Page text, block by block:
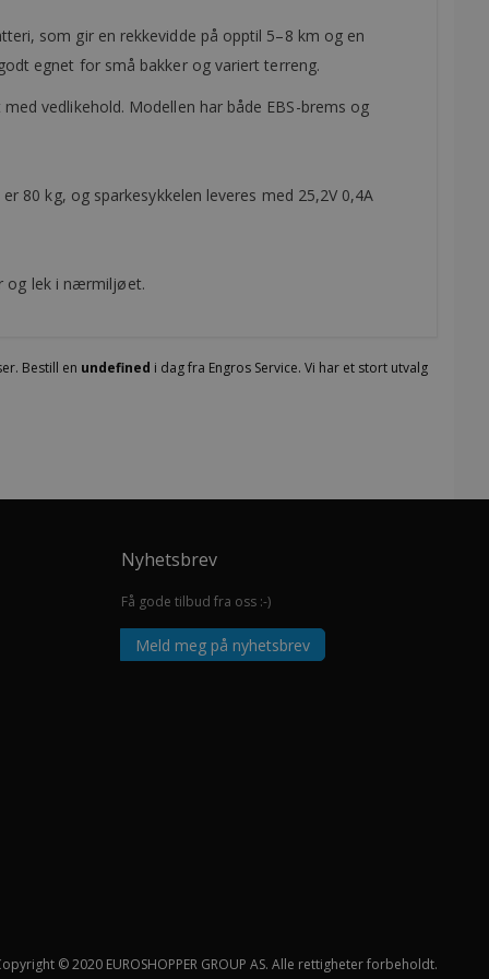
som gir en rekkevidde på opptil 5–8 km og en
egnet for små bakker og variert terreng.
vedlikehold. Modellen har både EBS-brems og
80 kg, og sparkesykkelen leveres med 25,2V 0,4A
og lek i nærmiljøet.
Bestill en undefined i dag fra Engros Service. Vi har et stort utvalg
Nyhetsbrev
Få gode tilbud fra oss :-)
Meld meg på nyhetsbrev
© 2020 EUROSHOPPER GROUP AS. Alle rettigheter forbeholdt.